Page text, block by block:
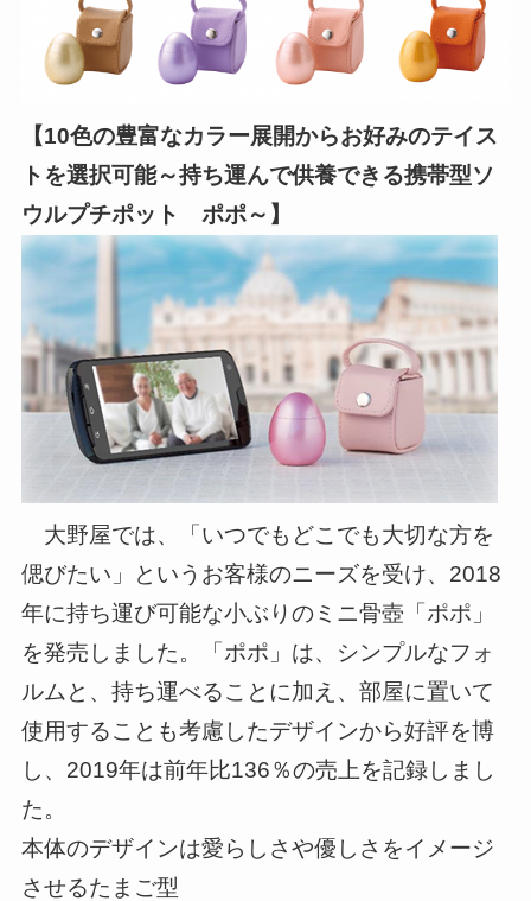
【10色の豊富なカラー展開からお好みのテイス
トを選択可能～持ち運んで供養できる携帯型ソ
ウルプチポット ポポ～】
大野屋では、「いつでもどこでも大切な方を
偲びたい」というお客様のニーズを受け、2018
年に持ち運び可能な小ぶりのミニ骨壺「ポポ」
を発売しました。「ポポ」は、シンプルなフォ
ルムと、持ち運べることに加え、部屋に置いて
使用することも考慮したデザインから好評を博
し、2019年は前年比136％の売上を記録しまし
た。
本体のデザインは愛らしさや優しさをイメージ
させるたまご型